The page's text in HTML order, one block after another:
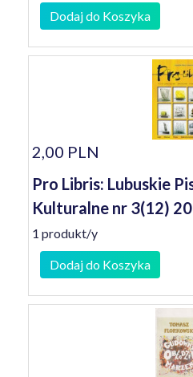
Dodaj do Koszyka
2,00 PLN
Pro Libris: Lubuskie
Kulturalne nr 3(12)
1 produkt/y
Dodaj do Koszyka